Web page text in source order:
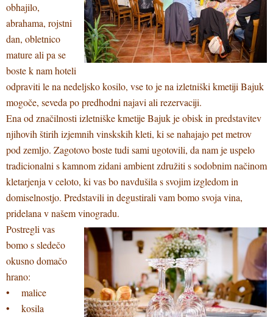
obhajilo,
abrahama, rojstni
dan, obletnico
mature ali pa se
boste k nam hoteli
odpraviti le na nedeljsko kosilo, vse to je na izletniški kmetiji Bajuk
mogoče, seveda po predhodni najavi ali rezervaciji.
Ena od značilnosti izletniške kmetije Bajuk je obisk in predstavitev
njihovih štirih izjemnih vinskskih kleti, ki se nahajajo pet metrov
pod zemljo. Zagotovo boste tudi sami ugotovili, da nam je uspelo
tradicionalni s kamnom zidani ambient združiti s sodobnim načinom
kletarjenja v celoto, ki vas bo navdušila s svojim izgledom in
domiselnostjo. Predstavili in degustirali vam bomo svoja vina,
pridelana v našem vinogradu.
Postregli vas
bomo s sledečo
okusno domačo
hrano:
• malice
• kosila